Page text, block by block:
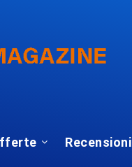
Recensioni